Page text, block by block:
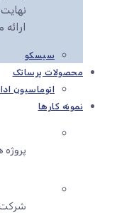
سیسکو
محصولات پرساتک
اتوماسیون
نمونه کارها
شرکت